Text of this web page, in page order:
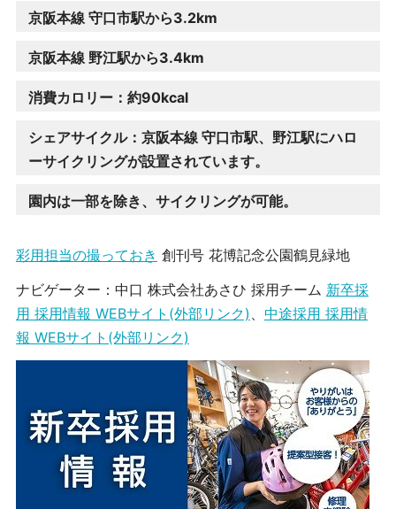
京阪本線 守口市駅から3.2km
京阪本線 野江駅から3.4km
消費カロリー：約90kcal
シェアサイクル：京阪本線 守口市駅、野江駅にハロ
ーサイクリングが設置されています。
園内は一部を除き、サイクリングが可能。
彩用担当の撮っておき 創刊号 花博記念公園鶴見緑地
ナビゲーター：中口 株式会社あさひ 採用チーム 新卒採
用 採用情報 WEBサイト(外部リンク) 、 中途採用 採用情
報 WEBサイト(外部リンク)